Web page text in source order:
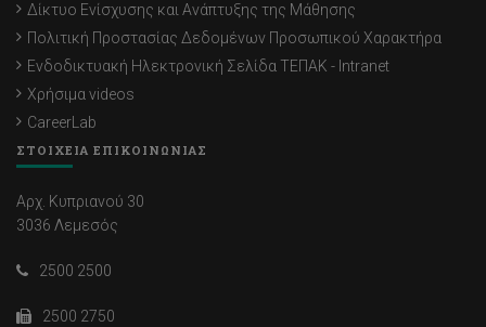
Δίκτυο Ενίσχυσης και Ανάπτυξης της Μάθησης
Πολιτική Προστασίας Δεδομένων Προσωπικού Χαρακτήρα
Ενδοδικτυακή Ηλεκτρονική Σελίδα ΤΕΠΑΚ - Intranet
Χρήσιμα videos
CareerLab
ΣΤΟΙΧΕΙΑ ΕΠΙΚΟΙΝΩΝΙΑΣ
Αρχ. Κυπριανού 30
3036 Λεμεσός
2500 2500
2500 2750